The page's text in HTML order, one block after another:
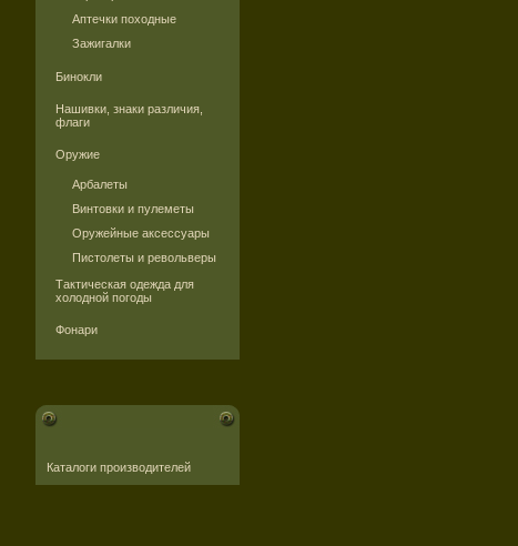
Аптечки походные
Зажигалки
Бинокли
Нашивки, знаки различия,
флаги
Оружие
Арбалеты
Винтовки и пулеметы
Оружейные аксессуары
Пистолеты и револьверы
Тактическая одежда для
холодной погоды
Фонари
Каталоги производителей